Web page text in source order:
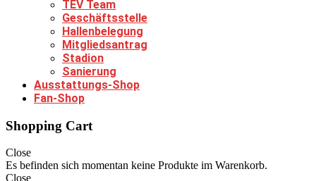
TEV Team
Geschäftsstelle
Hallenbelegung
Mitgliedsantrag
Stadion
Sanierung
Ausstattungs-Shop
Fan-Shop
Shopping Cart
Close
Es befinden sich momentan keine Produkte im Warenkorb.
Close